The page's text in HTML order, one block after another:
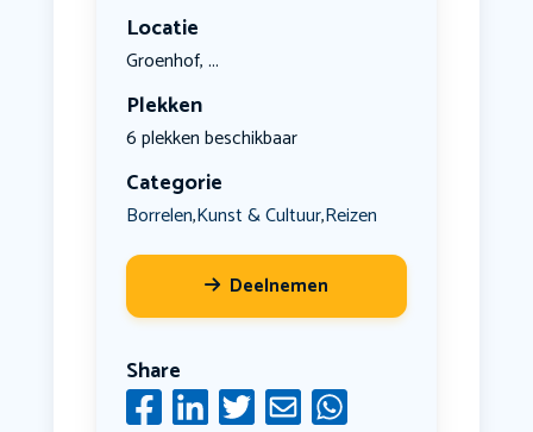
Locatie
Groenhof, ...
Plekken
6 plekken beschikbaar
Categorie
Borrelen,Kunst & Cultuur,Reizen
Deelnemen
Share